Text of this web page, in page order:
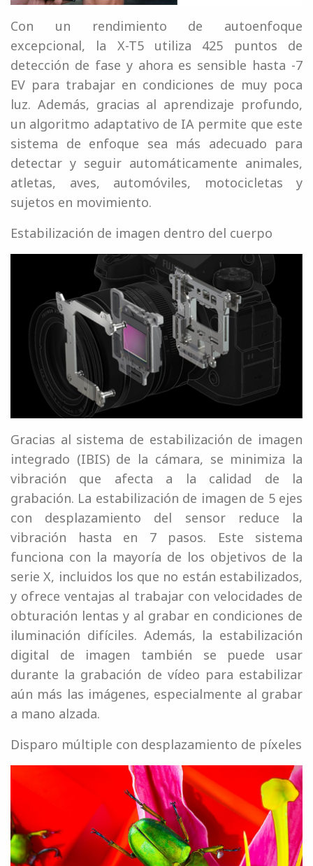
Con un rendimiento de autoenfoque
excepcional, la X-T5 utiliza 425 puntos de
detección de fase y ahora es sensible hasta -7
EV para trabajar en condiciones de muy poca
luz. Además, gracias al aprendizaje profundo,
un algoritmo adaptativo de IA permite que este
sistema de enfoque sea más adecuado para
detectar y seguir automáticamente animales,
atletas, aves, automóviles, motocicletas y
sujetos en movimiento.
Estabilización de imagen dentro del cuerpo
Gracias al sistema de estabilización de imagen
integrado (IBIS) de la cámara, se minimiza la
vibración que afecta a la calidad de la
grabación. La estabilización de imagen de 5 ejes
con desplazamiento del sensor reduce la
vibración hasta en 7 pasos. Este sistema
funciona con la mayoría de los objetivos de la
serie X, incluidos los que no están estabilizados,
y ofrece ventajas al trabajar con velocidades de
obturación lentas y al grabar en condiciones de
iluminación difíciles. Además, la estabilización
digital de imagen también se puede usar
durante la grabación de vídeo para estabilizar
aún más las imágenes, especialmente al grabar
a mano alzada.
Disparo múltiple con desplazamiento de píxeles